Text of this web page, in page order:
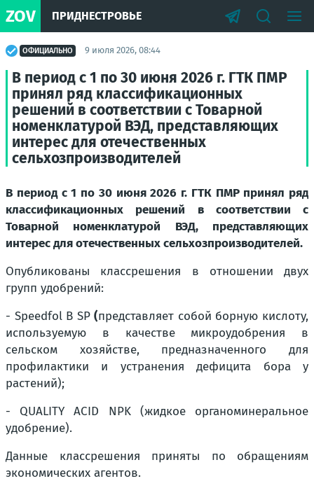
ZOV ПРИДНЕСТРОВЬЕ
ОФИЦИАЛЬНО 9 июля 2026, 08:44
В период с 1 по 30 июня 2026 г. ГТК ПМР
принял ряд классификационных
решений в соответствии с Товарной
номенклатурой ВЭД, представляющих
интерес для отечественных
сельхозпроизводителей
В период с 1 по 30 июня 2026 г. ГТК ПМР принял ряд
классификационных решений в соответствии с
Товарной номенклатурой ВЭД, представляющих
интерес для отечественных сельхозпроизводителей.
Опубликованы классрешения в отношении двух
групп удобрений:
- Speedfol B SP (представляет собой борную кислоту,
используемую в качестве микроудобрения в
сельском хозяйстве, предназначенного для
профилактики и устранения дефицита бора у
растений);
- QUALITY ACID NPK (жидкое органоминеральное
удобрение).
Данные классрешения приняты по обращениям
экономических агентов.